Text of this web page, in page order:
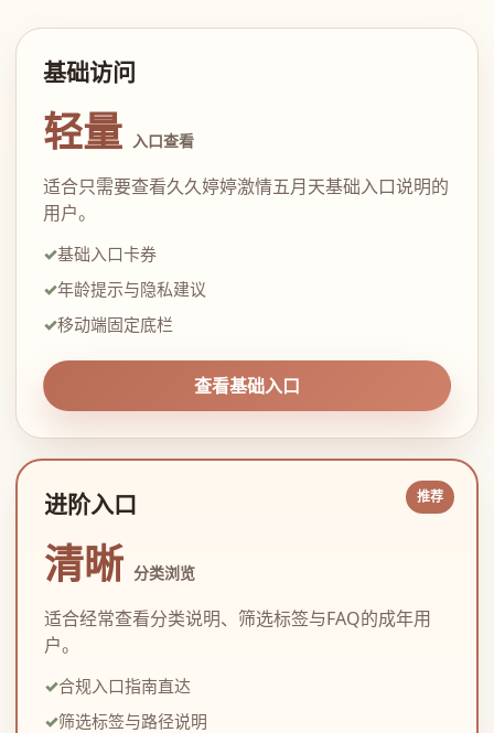
基础访问
轻量 入口查看
适合只需要查看久久婷婷激情五月天基础入口说明的
用户。
基础入口卡券
年龄提示与隐私建议
移动端固定底栏
查看基础入口
进阶入口
清晰 分类浏览
适合经常查看分类说明、筛选标签与FAQ的成年用
户。
合规入口指南直达
筛选标签与路径说明